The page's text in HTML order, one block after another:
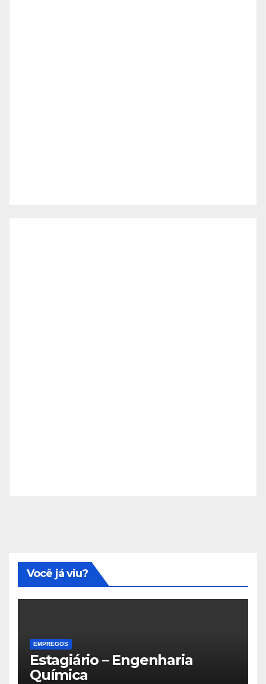
Você já viu?
EMPREGOS
Estagiário – Engenharia
Química